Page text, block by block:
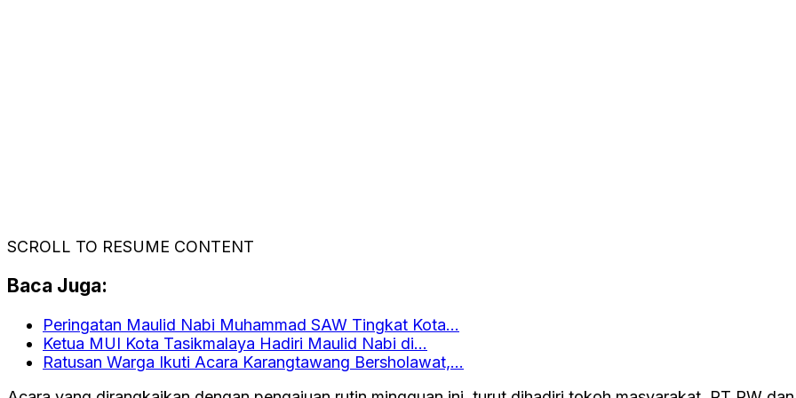
SCROLL TO RESUME CONTENT
Baca Juga:
Peringatan Maulid Nabi Muhammad SAW Tingkat Kota…
Ketua MUI Kota Tasikmalaya Hadiri Maulid Nabi di…
Ratusan Warga Ikuti Acara Karangtawang Bersholawat,…